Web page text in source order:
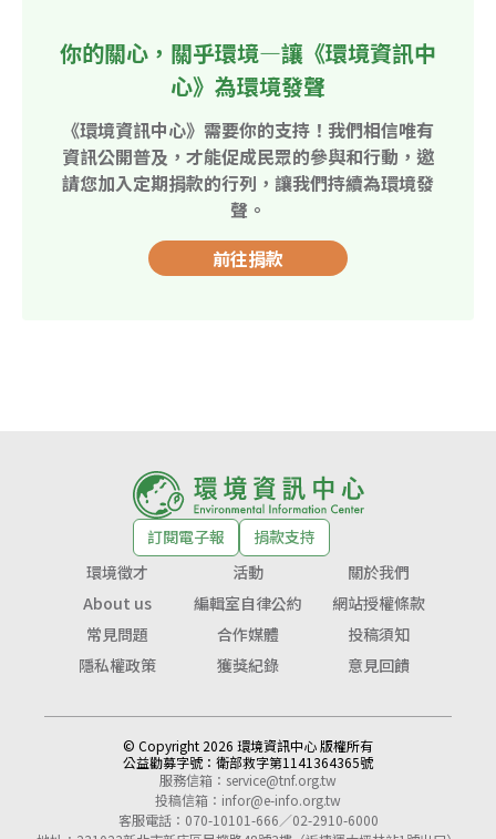
你的關心，關乎環境—讓《環境資訊中
心》為環境發聲
《環境資訊中心》需要你的支持！我們相信唯有
資訊公開普及，才能促成民眾的參與和行動，邀
請您加入定期捐款的行列，讓我們持續為環境發
聲。
前往捐款
訂閱電子報
捐款支持
環境徵才
活動
關於我們
About us
編輯室自律公約
網站授權條款
常見問題
合作媒體
投稿須知
隱私權政策
獲獎紀錄 意見回饋
© Copyright 2026 環境資訊中心 版權所有
公益勸募字號： 衛部救字第1141364365號
服務信箱： service@tnf.org.tw
投稿信箱： infor@e-info.org.tw
客服電話：070-10101-666／02-2910-6000